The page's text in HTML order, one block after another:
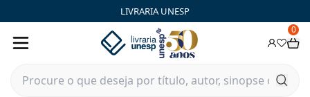
LIVRARIA UNESP
0